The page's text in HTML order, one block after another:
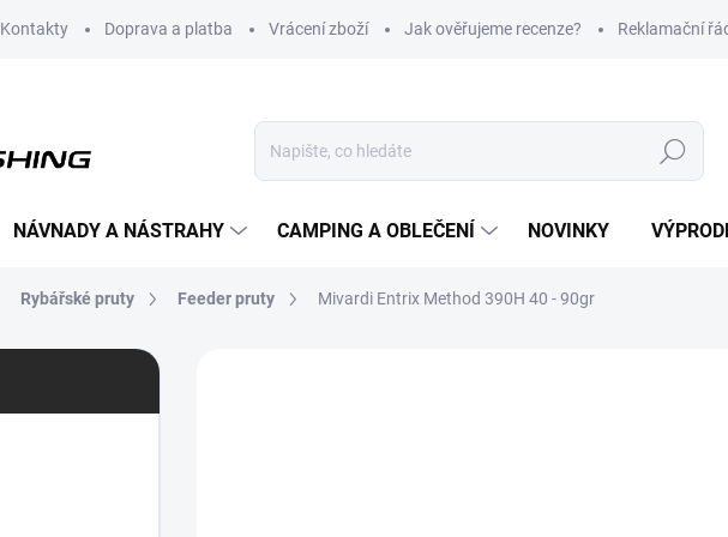
Kontakty Doprava a platba Vrácení zboží Jak ověřujeme recenze? Reklamační
Hledat
NÁVNADY A NÁSTRAHY CAMPING A OBLEČENÍ NOVINKY
Rybářské pruty Feeder pruty Mivardi Entrix Method 390H 40 - 90gr